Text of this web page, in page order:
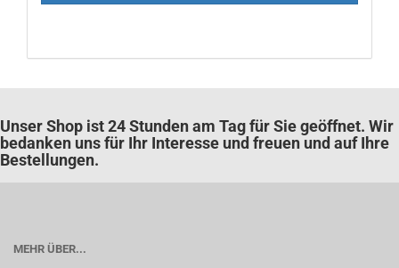
Unser Shop ist 24 Stunden am Tag für Sie geöffnet. Wir
bedanken uns für Ihr Interesse und freuen und auf Ihre
Bestellungen.
MEHR ÜBER...